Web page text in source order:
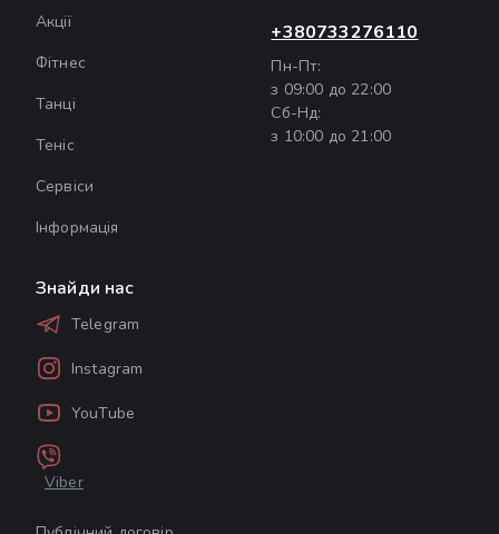
Акції
Фітнес
Танці
Теніс
Сервіси
Інформація
+380733276110
Пн-Пт:
з 09:00 до 22:00
Сб-Нд:
з 10:00 до 21:00
Знайди нас
Telegram
Instagram
YouTube
Viber